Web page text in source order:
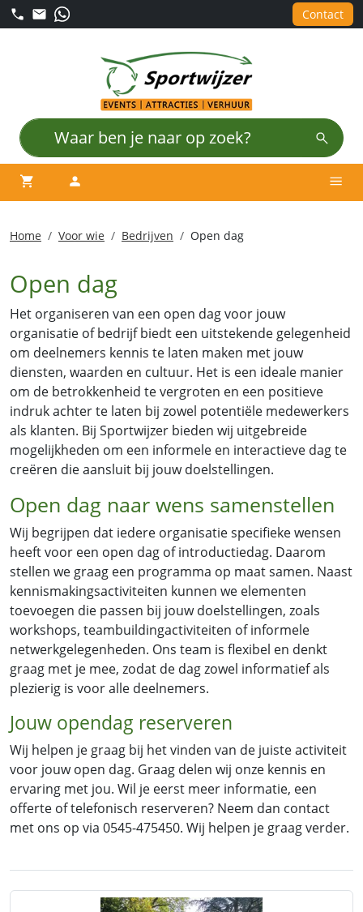
Contact
winkelwagen
account
Home Voor wie Bedrijven Open dag
Open dag
Het organiseren van een open dag voor jouw
organisatie of bedrijf biedt een uitstekende gelegenheid
om deelnemers kennis te laten maken met jouw
diensten, waarden en cultuur. Het is een ideale manier
om de betrokkenheid te vergroten en een positieve
indruk achter te laten bij zowel potentiële medewerkers
als klanten. Bij Sportwijzer bieden wij uitgebreide
mogelijkheden om een informele en interactieve dag te
creëren die aansluit bij jouw doelstellingen.
Open dag naar wens samenstellen
Wij begrijpen dat iedere organisatie specifieke wensen
heeft voor een open dag of introductiedag. Daarom
stellen we graag een programma op maat samen. Naast
kennismakingsactiviteiten kunnen we elementen
toevoegen die passen bij jouw doelstellingen, zoals
workshops, teambuildingactiviteiten of informele
netwerkgelegenheden. Ons team is flexibel en denkt
graag met je mee, zodat de dag zowel informatief als
plezierig is voor alle deelnemers.
Jouw opendag reserveren
Wij helpen je graag bij het vinden van de juiste activiteit
voor jouw open dag. Graag delen wij onze kennis en
ervaring met jou. Wil je eerst meer informatie, een
offerte of telefonisch reserveren? Neem dan contact
met ons op via 0545-475450. Wij helpen je graag verder.